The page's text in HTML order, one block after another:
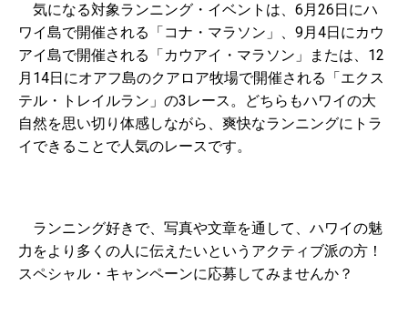
気になる対象ランニング・イベントは、6月26日にハ
ワイ島で開催される「コナ・マラソン」、9月4日にカウ
アイ島で開催される「カウアイ・マラソン」または、12
月14日にオアフ島のクアロア牧場で開催される「エクス
テル・トレイルラン」の3レース。どちらもハワイの大
自然を思い切り体感しながら、爽快なランニングにトラ
イできることで人気のレースです。
ランニング好きで、写真や文章を通して、ハワイの魅
力をより多くの人に伝えたいというアクティブ派の方！
スペシャル・キャンペーンに応募してみませんか？